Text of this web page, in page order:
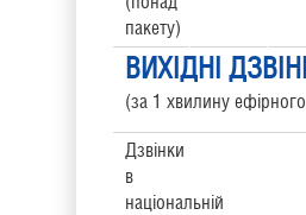
пакету)
ВИХІДНІ
(за 1 хвилину
Дзвінки
в
національній